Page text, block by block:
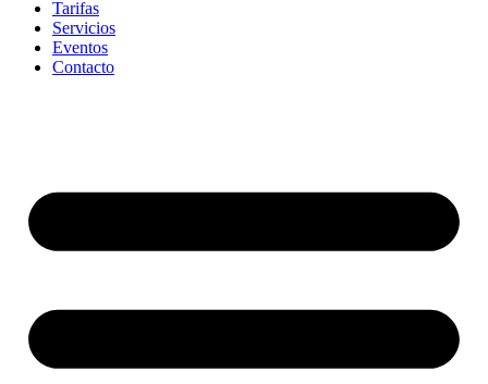
Tarifas
Servicios
Eventos
Contacto